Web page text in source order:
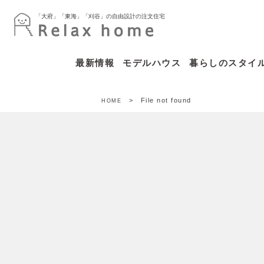
「大府」「東海」「刈谷」の自由設計の注文住宅
最新情報 モデルハウス 暮らしのスタイ
HOME > File not found